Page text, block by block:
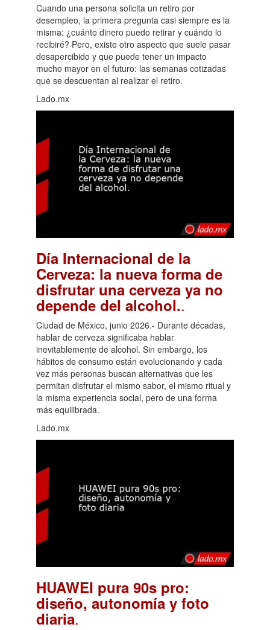
Cuando una persona solicita un retiro por
desempleo, la primera pregunta casi siempre es la
misma: ¿cuánto dinero puedo retirar y cuándo lo
recibiré? Pero, existe otro aspecto que suele pasar
desapercibido y que puede tener un impacto
mucho mayor en el futuro: las semanas cotizadas
que se descuentan al realizar el retiro.
Lado.mx
Día Internacional de la
Cerveza: la nueva forma de
disfrutar una cerveza ya no
depende del alcohol..
Ciudad de México, junio 2026.- Durante décadas,
hablar de cerveza significaba hablar
inevitablemente de alcohol. Sin embargo, los
hábitos de consumo están evolucionando y cada
vez más personas buscan alternativas que les
permitan disfrutar el mismo sabor, el mismo ritual y
la misma experiencia social, pero de una forma
más equilibrada.
Lado.mx
HUAWEI pura 90s pro:
diseño, autonomía y foto
diaria.